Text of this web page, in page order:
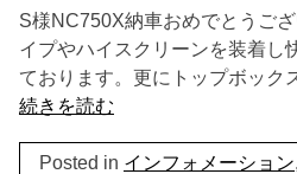
S様NC750X納車おめでとうご
イプやハイスクリーンを装着し
ております。更にトップボッ
続きを読む
Posted in インフォメーション,